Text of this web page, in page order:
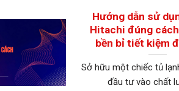
Hướng dẫn sử
Hitachi đúng
bền bỉ tiết kiệm
Sở hữu một chiếc tủ
đầu tư vào chất